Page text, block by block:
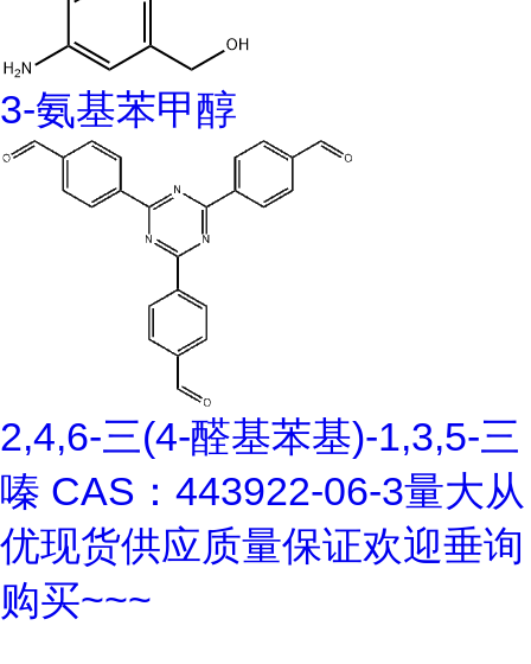
3-氨基苯甲醇
2,4,6-三(4-醛基苯基)-1,3,5-三
嗪 CAS：443922-06-3量大从
优现货供应质量保证欢迎垂询
购买~~~